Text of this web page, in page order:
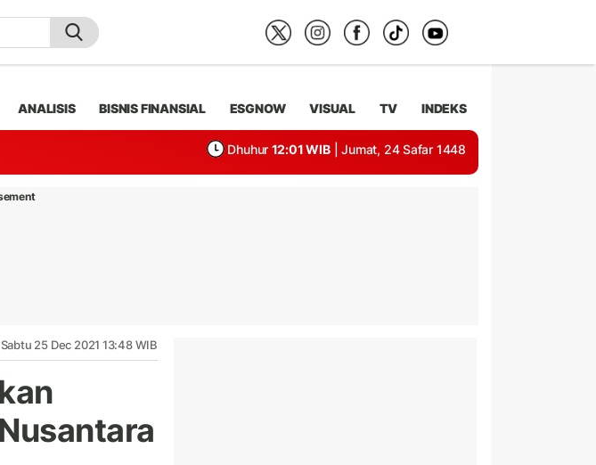
ANALISIS BISNIS FINANSIAL ESGNOW VISUAL TV INDEKS
Dhuhur 12:01 WIB | Jumat, 24 Safar 1448
Sabtu 25 Dec 2021 13:48 WIB